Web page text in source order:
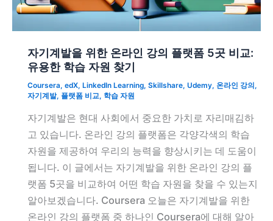
자기계발을 위한 온라인 강의 플랫폼 5곳 비교:
유용한 학습 자원 찾기
Coursera, edX, LinkedIn Learning, Skillshare, Udemy, 온라인 강의 ,
자기계발, 플랫폼 비교, 학습 자원
자기계발은 현대 사회에서 중요한 가치로 자리매김하
고 있습니다. 온라인 강의 플랫폼은 각양각색의 학습
자원을 제공하여 우리의 능력을 향상시키는 데 도움이
됩니다. 이 글에서는 자기계발을 위한 온라인 강의 플
랫폼 5곳을 비교하여 어떤 학습 자원을 찾을 수 있는지
알아보겠습니다. Coursera 오늘은 자기계발을 위한
온라인 강의 플랫폼 중 하나인 Coursera에 대해 알아